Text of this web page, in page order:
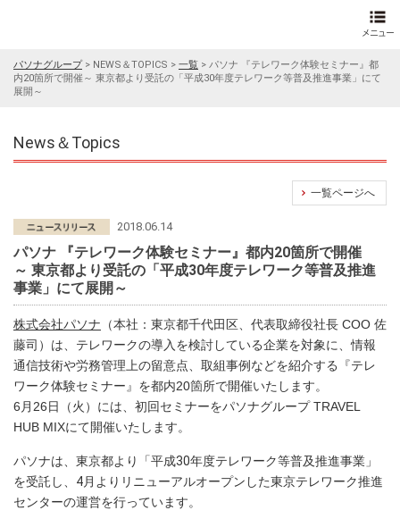
パソナグループ> NEWS＆TOPICS > 一覧 > パソナ 『テレワーク体験セミナー』都
内20箇所で開催～ 東京都より受託の「平成30年度テレワーク等普及推進事業」にて
展開～
News＆Topics
一覧ページへ
2018.06.14
パソナ 『テレワーク体験セミナー』都内20箇所で開催
～ 東京都より受託の「平成30年度テレワーク等普及推進
事業」にて展開～
株式会社パソナ （本社：東京都千代田区、代表取締役社長 COO 佐
藤司）は、テレワークの導入を検討している企業を対象に、情報
通信技術や労務管理上の留意点、取組事例などを紹介する『テレ
ワーク体験セミナー』を都内20箇所で開催いたします。
6月26日（火）には、初回セミナーをパソナグループ TRAVEL
HUB MIXにて開催いたします。
パソナは、東京都より「平成30年度テレワーク等普及推進事業」
を受託し、4月よりリニューアルオープンした東京テレワーク推進
センターの運営を行っています。